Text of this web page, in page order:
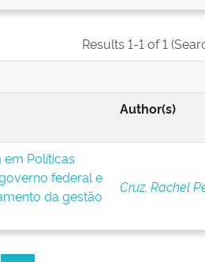
Results 1-1 of 1
Author(s)
em Políticas
federal e
da gestão
Cruz, Rachel